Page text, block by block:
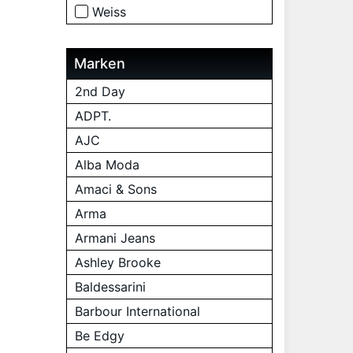
Weiss
Marken
2nd Day
ADPT.
AJC
Alba Moda
Amaci & Sons
Arma
Armani Jeans
Ashley Brooke
Baldessarini
Barbour International
Be Edgy